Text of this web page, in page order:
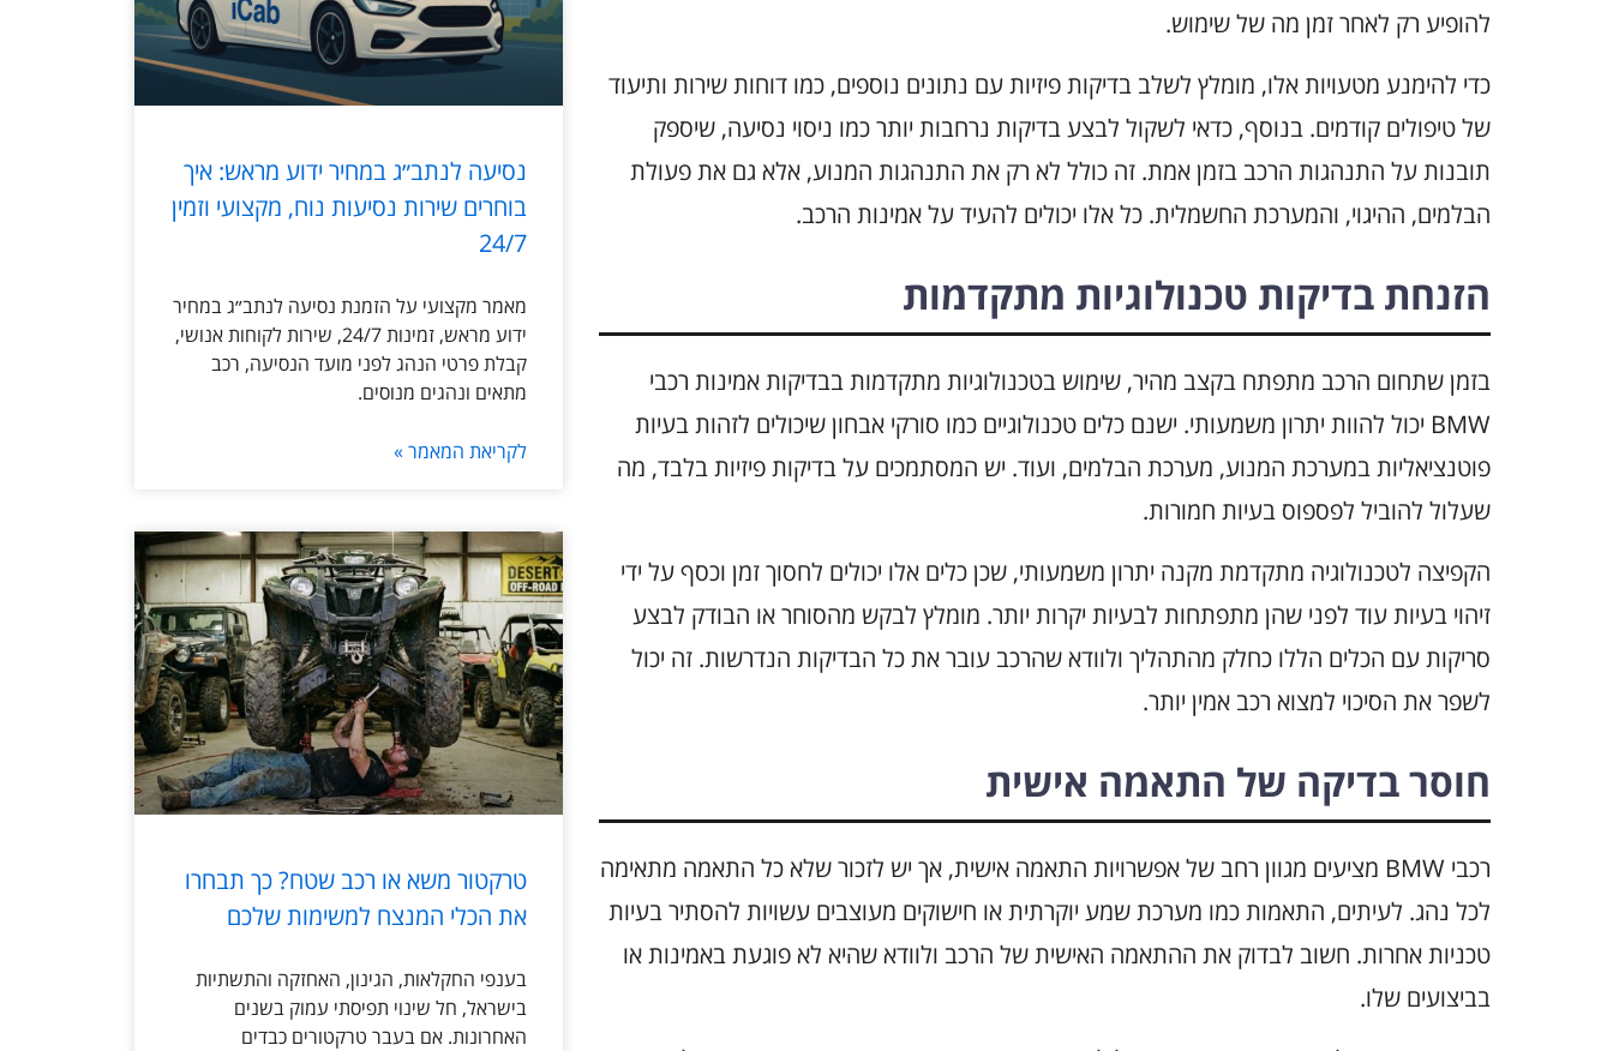
להופיע רק לאחר זמן מה של שימוש.
כדי להימנע מטעויות אלו, מומלץ לשלב בדיקות פיזיות עם נתונים נוספים, כמו דוחות שירות ותיעוד
של טיפולים קודמים. בנוסף, כדאי לשקול לבצע בדיקות נרחבות יותר כמו ניסוי נסיעה, שיספק
תובנות על התנהגות הרכב בזמן אמת. זה כולל לא רק את התנהגות המנוע, אלא גם את פעולת
הבלמים, ההיגוי, והמערכת החשמלית. כל אלו יכולים להעיד על אמינות הרכב.
הזנחת בדיקות טכנולוגיות מתקדמות
בזמן שתחום הרכב מתפתח בקצב מהיר, שימוש בטכנולוגיות מתקדמות בבדיקות אמינות רכבי
BMW יכול להוות יתרון משמעותי. ישנם כלים טכנולוגיים כמו סורקי אבחון שיכולים לזהות בעיות
פוטנציאליות במערכת המנוע, מערכת הבלמים, ועוד. יש המסתמכים על בדיקות פיזיות בלבד, מה
שעלול להוביל לפספוס בעיות חמורות.
הקפיצה לטכנולוגיה מתקדמת מקנה יתרון משמעותי, שכן כלים אלו יכולים לחסוך זמן וכסף על ידי
זיהוי בעיות עוד לפני שהן מתפתחות לבעיות יקרות יותר. מומלץ לבקש מהסוחר או הבודק לבצע
סריקות עם הכלים הללו כחלק מהתהליך ולוודא שהרכב עובר את כל הבדיקות הנדרשות. זה יכול
לשפר את הסיכוי למצוא רכב אמין יותר.
חוסר בדיקה של התאמה אישית
רכבי BMW מציעים מגוון רחב של אפשרויות התאמה אישית, אך יש לזכור שלא כל התאמה מתאימה
לכל נהג. לעיתים, התאמות כמו מערכת שמע יוקרתית או חישוקים מעוצבים עשויות להסתיר בעיות
טכניות אחרות. חשוב לבדוק את ההתאמה האישית של הרכב ולוודא שהיא לא פוגעת באמינות או
בביצועים שלו.
נסיעה לנתב״ג במחיר ידוע מראש: איך
בוחרים שירות נסיעות נוח, מקצועי וזמין
24/7
מאמר מקצועי על הזמנת נסיעה לנתב״ג במחיר
ידוע מראש, זמינות 24/7, שירות לקוחות אנושי,
קבלת פרטי הנהג לפני מועד הנסיעה, רכב
מתאים ונהגים מנוסים.
לקריאת המאמר »
טרקטור משא או רכב שטח? כך תבחרו
את הכלי המנצח למשימות שלכם
בענפי החקלאות, הגינון, האחזקה והתשתיות
בישראל, חל שינוי תפיסתי עמוק בשנים
האחרונות. אם בעבר טרקטורים כבדים